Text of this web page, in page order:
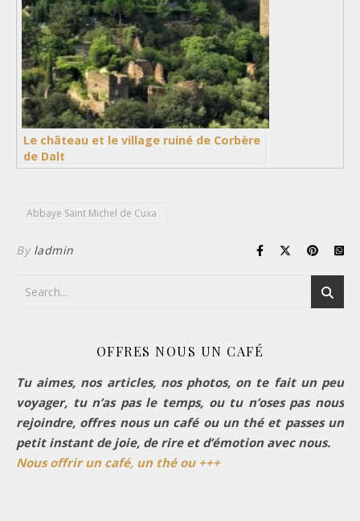
Le château et le village ruiné de Corbère
de Dalt
Abbaye Saint Michel de Cuxa
By ladmin
OFFRES NOUS UN CAFÉ
Tu aimes, nos articles, nos photos, on te fait un peu
voyager, tu n’as pas le temps, ou tu n’oses pas nous
rejoindre, offres nous un café ou un thé et passes un
petit instant de joie, de rire et d’émotion avec nous.
Nous offrir un café, un thé ou +++